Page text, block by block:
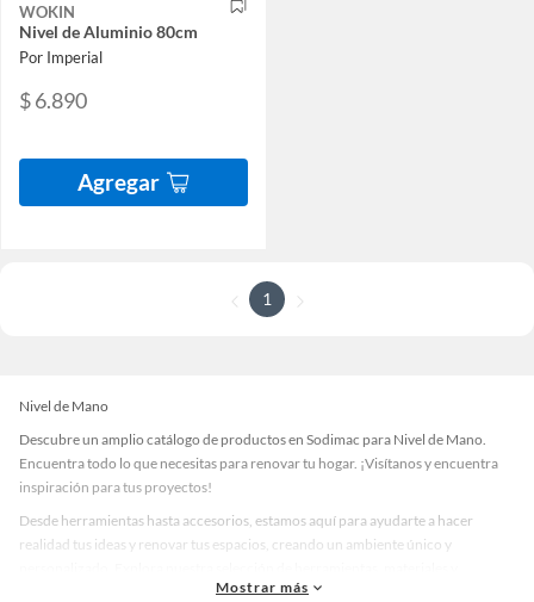
WOKIN
Nivel de Aluminio 80cm
Por Imperial
$ 6.890
Agregar
1
Nivel de Mano
Descubre un amplio catálogo de productos en Sodimac para Nivel de Mano.
Encuentra todo lo que necesitas para renovar tu hogar. ¡Visítanos y encuentra
inspiración para tus proyectos!
Desde herramientas hasta accesorios, estamos aquí para ayudarte a hacer
realidad tus ideas y renovar tus espacios, creando un ambiente único y
accesorios de calidad que te ayudarán a crear un espacio más tú.
Mostrar más